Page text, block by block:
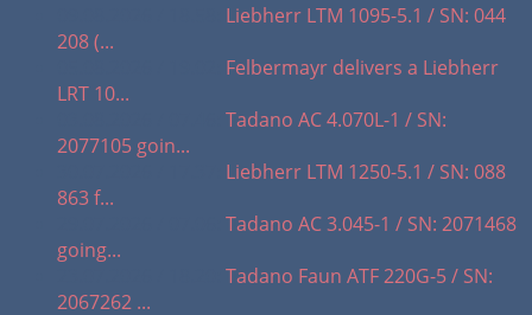
Liebherr LTM 1095-5.1 / SN: 044
208 (...
Felbermayr delivers a Liebherr
LRT 10...
Tadano AC 4.070L-1 / SN:
2077105 goin...
Liebherr LTM 1250-5.1 / SN: 088
863 f...
Tadano AC 3.045-1 / SN: 2071468
going...
Tadano Faun ATF 220G-5 / SN:
2067262 ...